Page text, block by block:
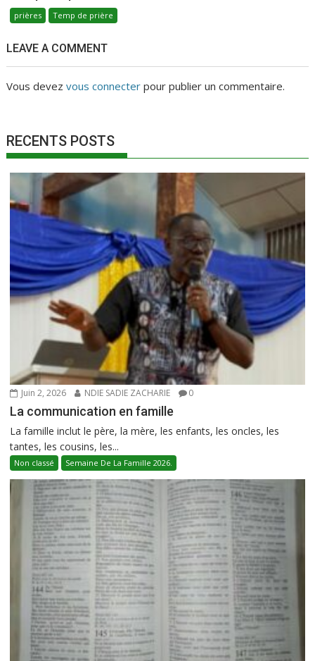
prières Temp de prière
LEAVE A COMMENT
Vous devezvous connecter pour publier un commentaire.
RECENTS POSTS
Juin 2, 2026 NDIE SADIE ZACHARIE 0
La communication en famille
La famille inclut le père, la mère, les enfants, les oncles, les
tantes, les cousins, les...
Non classé Semaine De La Famille 2026.